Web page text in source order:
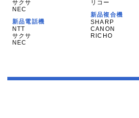
サクサ
NEC
新品電話機
NTT
サクサ
NEC
リコー
新品複合機
SHARP
CANON
RICHO